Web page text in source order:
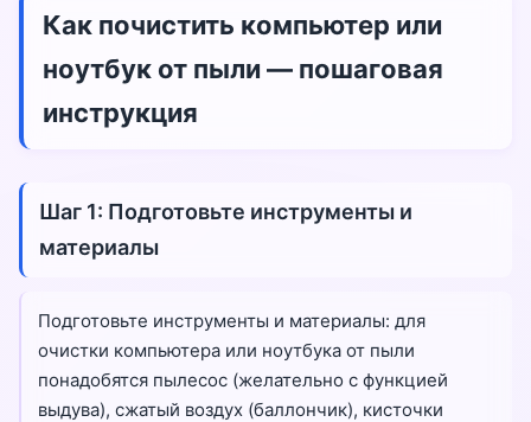
Как почистить компьютер или
ноутбук от пыли — пошаговая
инструкция
Шаг 1: Подготовьте инструменты и
материалы
Подготовьте инструменты и материалы: для
очистки компьютера или ноутбука от пыли
понадобятся пылесос (желательно с функцией
выдува), сжатый воздух (баллончик), кисточки